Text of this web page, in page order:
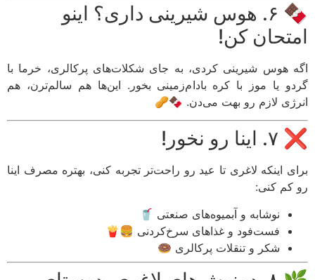
🍫 ۶. هوس شیرینی داری؟ اینو
کن!
هوس شیرینی کردی، به جای شکلات‌های پرکالری، خرما با
یا موز با کره بادام‌زمینی بخور. این‌ها هم سالم‌ترن، هم
لازم رو بهت می‌دن. 🍫🥜
نخور!
اینکه لاغری تا عید رو راحت‌تر تجربه کنی، بهتره مصرف اینا
کنی:
نوشابه و آبمیوه‌های صنعتی 🥤
فست‌فود و غذاهای سرخ‌کردنی 🍔🍟
شکر و تنقلات پرکالری 🍩